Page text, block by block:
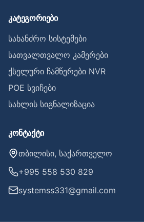
კატეგორიები
სახანძრო სისტემები
სათვალთვალო კამერები
ქსელური ჩამწერები NVR
POE სვიჩები
სახლის სიგნალიზაცია
კონტაქტი
თბილისი, საქართველო
+995 558 530 829
systemss331@gmail.com